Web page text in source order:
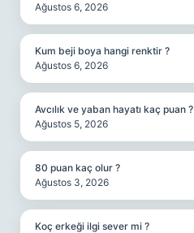
Ağustos 6, 2026
Kum beji boya hangi renktir ?
Ağustos 6, 2026
Avcılık ve yaban hayatı kaç puan ?
Ağustos 5, 2026
80 puan kaç olur ?
Ağustos 3, 2026
Koç erkeği ilgi sever mi ?